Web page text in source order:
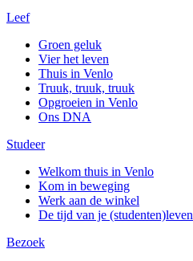
Leef
Groen geluk
Vier het leven
Thuis in Venlo
Truuk, truuk, truuk
Opgroeien in Venlo
Ons DNA
Studeer
Welkom thuis in Venlo
Kom in beweging
Werk aan de winkel
De tijd van je (studenten)leven
Bezoek